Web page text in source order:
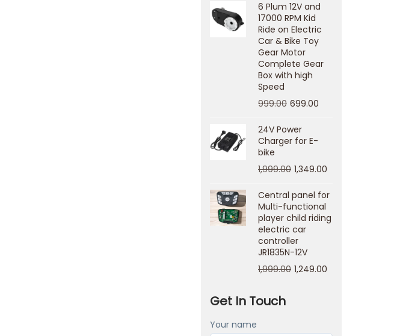
6 Plum 12V and
17000 RPM Kid
Ride on Electric
Car & Bike Toy
Gear Motor
Complete Gear
Box with high
Speed
999.00 699.00
24V Power
Charger for E-
bike
1,999.00 1,349.00
Central panel for
Multi-functional
player child riding
electric car
controller
JR1835N-12V
1,999.00 1,249.00
Get In Touch
Your name